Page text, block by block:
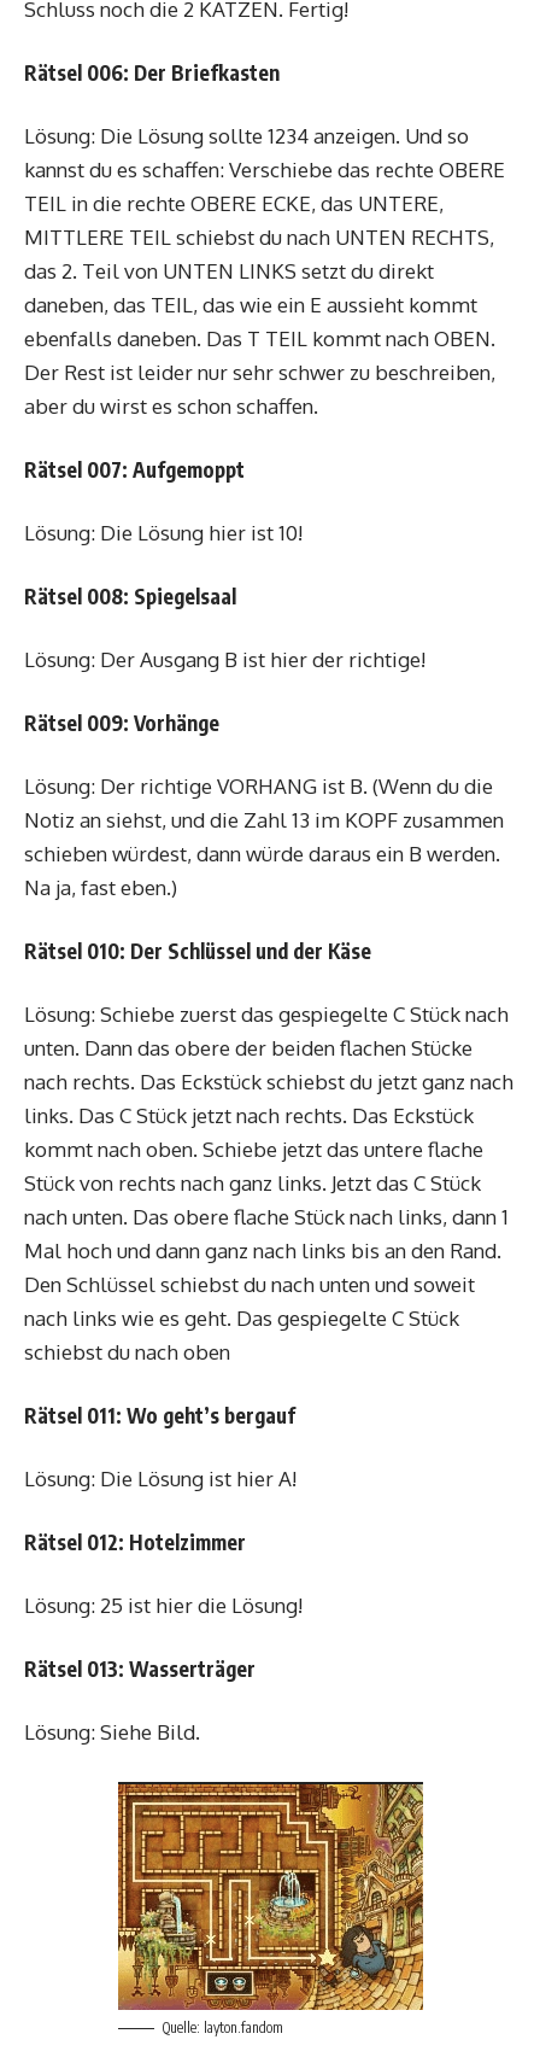
Schluss noch die 2 KATZEN. Fertig!
Rätsel 006: Der Briefkasten
Lösung: Die Lösung sollte 1234 anzeigen. Und so
kannst du es schaffen: Verschiebe das rechte OBERE
TEIL in die rechte OBERE ECKE, das UNTERE,
MITTLERE TEIL schiebst du nach UNTEN RECHTS,
das 2. Teil von UNTEN LINKS setzt du direkt
daneben, das TEIL, das wie ein E aussieht kommt
ebenfalls daneben. Das T TEIL kommt nach OBEN.
Der Rest ist leider nur sehr schwer zu beschreiben,
aber du wirst es schon schaffen.
Rätsel 007: Aufgemoppt
Lösung: Die Lösung hier ist 10!
Rätsel 008: Spiegelsaal
Lösung: Der Ausgang B ist hier der richtige!
Rätsel 009: Vorhänge
Lösung: Der richtige VORHANG ist B. (Wenn du die
Notiz an siehst, und die Zahl 13 im KOPF zusammen
schieben würdest, dann würde daraus ein B werden.
Na ja, fast eben.)
Rätsel 010: Der Schlüssel und der Käse
Lösung: Schiebe zuerst das gespiegelte C Stück nach
unten. Dann das obere der beiden flachen Stücke
nach rechts. Das Eckstück schiebst du jetzt ganz nach
links. Das C Stück jetzt nach rechts. Das Eckstück
kommt nach oben. Schiebe jetzt das untere flache
Stück von rechts nach ganz links. Jetzt das C Stück
nach unten. Das obere flache Stück nach links, dann 1
Mal hoch und dann ganz nach links bis an den Rand.
Den Schlüssel schiebst du nach unten und soweit
nach links wie es geht. Das gespiegelte C Stück
schiebst du nach oben
Rätsel 011: Wo geht’s bergauf
Lösung: Die Lösung ist hier A!
Rätsel 012: Hotelzimmer
Lösung: 25 ist hier die Lösung!
Rätsel 013: Wasserträger
Lösung: Siehe Bild.
Quelle: layton.fandom